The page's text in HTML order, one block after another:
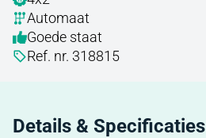
Automaat
Goede staat
Ref. nr. 318815
Details & Specificaties